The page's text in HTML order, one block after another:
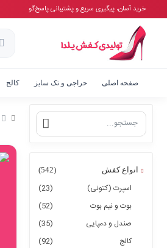
خرید آسان، پیگیری سریع و پشتیبانی پاسخ‌گو
صفحه اصلی حراجی و تک سایز کالج
انواع کفش (542)
اسپرت (کتونی)
(23)
بوت و نیم بوت
(52)
صندل و دمپایی
(35)
کالج
(92)